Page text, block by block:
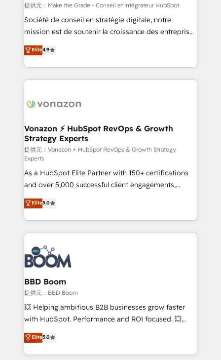
travers le changement, tout en centrant vos objectifs
d’entreprise. Grâce à une méthodologie éprouvée
auprès de plus de 400 clients, nous comprenons
HubSpot dans votre organisation. Pour toute
question technique ou besoin de structuration de
提供元：Make the Grade - Conseil et intégrateur HubSpot
Société de conseil en stratégie digitale, notre
mission est de soutenir la croissance des entreprises
B2B à travers l’acquisition de nouveaux clients,
l'intégration CRM et le développement des revenus
auprès de vos comptes existants. En France et à
l'international, nous travaillons avec des ETI
delà d’une simple transformation digitale et des
➤ L’intégration de CRM et de méthodologie RevOps
pour aligner les équipes marketing, commerciales et
support client (data migration, synchronisation API,
audit et maintenance) ➤ La création de sites internet
de conversion qui transforment les visiteurs en
opportunités d'affaires ➤ La mise en place de
stratégies d'acquisition marketing (SEO, SEA,
inbound, automatisation marketing, ABM, IA,
emailing) Informations clés : - 10 ans d'expérience -
100+ intégrations CRM HubSpot réussies - 40
experts conseil - 150 certifications HubSpot
cumulées
Elite4.9
Vonazon ⚡ HubSpot RevOps & Growth
Strategy Experts
提供元：Vonazon ⚡ HubSpot RevOps & Growth Strategy
Experts
As a HubSpot Elite Partner with 150+ certifications
and over 5,000 successful client engagements,
Vonazon turns marketing complexity into
measurable, scalable growth. From onboarding to
enterprise-grade campaigns, our in-house team
builds scalable strategies that drive long-term
revenue. ⚙️ HubSpot Integration & Optimization •
Seamless CRM, CMS, and automation setup •
Complex platform migrations and data cleanups •
Custom APIs and third-party integrations 📈 End-to-
End Revenue Acceleration • Lifecycle marketing and
pipeline growth programs • Sales enablement tools
and CRM optimization • Retention strategies with
Execution • 750+ onboardings and 2,000+
implementations • Deep expertise across marketing,
Elite5.0
BBD Boom
提供元：BBD Boom
💥 Helping ambitious B2B businesses grow faster
with HubSpot. Performance and ROI focused. 💥
BBD Boom is the HubSpot partner that can help you
to HubSpot Better. We work with your teams to
solve all your HubSpot challenges and improve user
Elite5.0